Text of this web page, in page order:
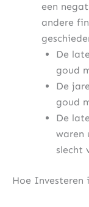
een
andere
De
goud
De
goud
De
waren
slecht
Hoe Investeren